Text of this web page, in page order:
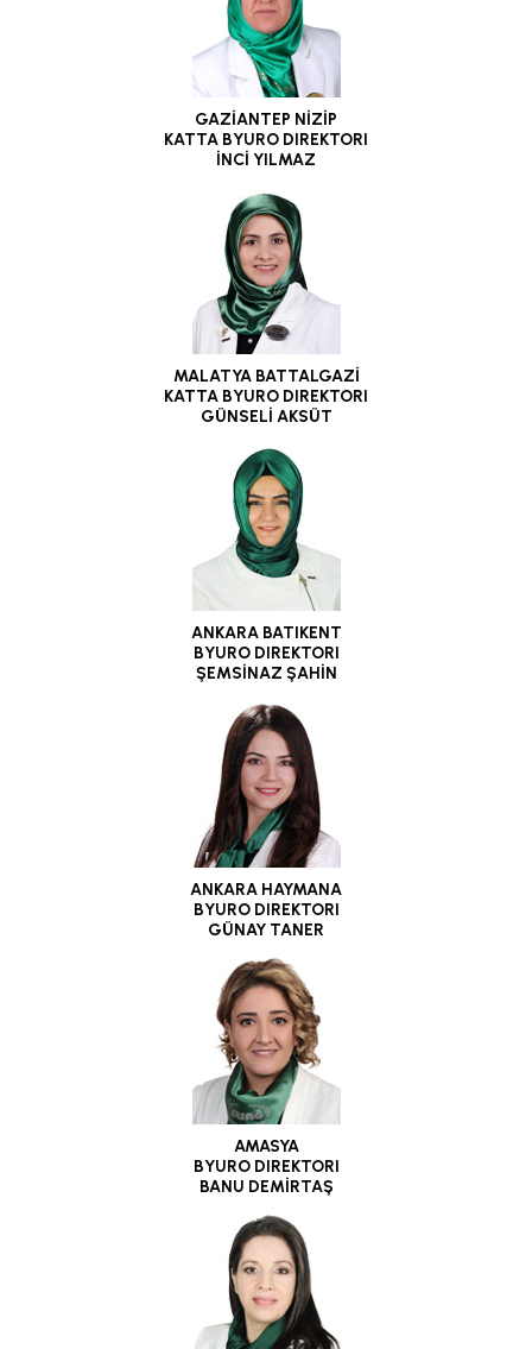
GAZİANTEP NİZİP
KATTA BYURO DIREKTORI
İNCİ YILMAZ
MALATYA BATTALGAZİ
KATTA BYURO DIREKTORI
GÜNSELİ AKSÜT
ANKARA BATIKENT
BYURO DIREKTORI
ŞEMSİNAZ ŞAHİN
ANKARA HAYMANA
BYURO DIREKTORI
GÜNAY TANER
AMASYA
BYURO DIREKTORI
BANU DEMİRTAŞ